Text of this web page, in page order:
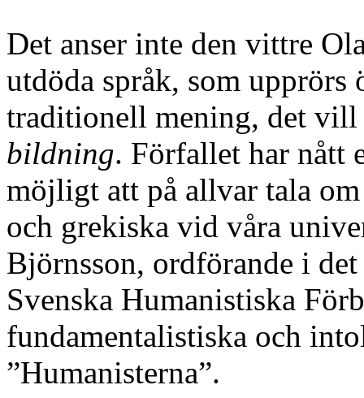
Det anser inte den vittre
utdöda språk, som upprörs
traditionell mening, det vill
bildning. Förfallet har nått
möjligt att på allvar tala
och grekiska vid våra
Björnsson, ordförande i
Svenska Humanistiska
fundamentalistiska och
”Humanisterna”.